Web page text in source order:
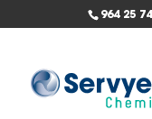
964 25